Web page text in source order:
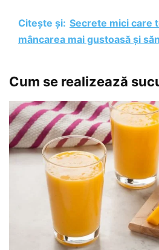
Citește și: Secrete mici care
mâncarea mai gustoasă și
Cum se realizează